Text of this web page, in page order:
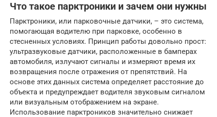
Что такое парктроники и зачем они нужны
Парктроники, или парковочные датчики, – это система,
помогающая водителю при парковке, особенно в
стесненных условиях. Принцип работы довольно прост:
ультразвуковые датчики, расположенные в бамперах
автомобиля, излучают сигналы и измеряют время их
возвращения после отражения от препятствий. На
основе этих данных система определяет расстояние до
объекта и предупреждает водителя звуковым сигналом
или визуальным отображением на экране.
Использование парктроников значительно снижает